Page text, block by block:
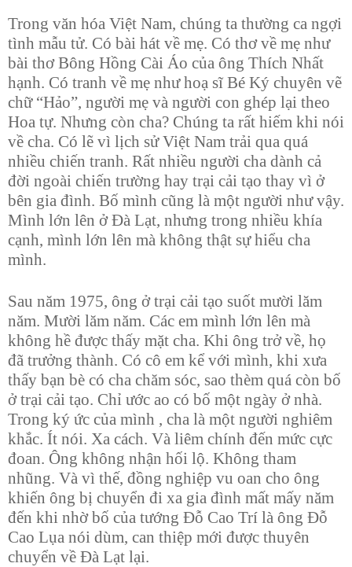
Trong văn hóa Việt Nam, chúng ta thường ca ngợi
tình mẫu tử. Có bài hát về mẹ. Có thơ về mẹ như
bài thơ Bông Hồng Cài Áo của ông Thích Nhất
hạnh. Có tranh về mẹ như hoạ sĩ Bé Ký chuyên vẽ
chữ “Hảo”, người mẹ và người con ghép lại theo
Hoa tự. Nhưng còn cha? Chúng ta rất hiếm khi nói
về cha. Có lẽ vì lịch sử Việt Nam trải qua quá
nhiều chiến tranh. Rất nhiều người cha dành cả
đời ngoài chiến trường hay trại cải tạo thay vì ở
bên gia đình. Bố mình cũng là một người như vậy.
Mình lớn lên ở Đà Lạt, nhưng trong nhiều khía
cạnh, mình lớn lên mà không thật sự hiểu cha
mình.
Sau năm 1975, ông ở trại cải tạo suốt mười lăm
năm. Mười lăm năm. Các em mình lớn lên mà
không hề được thấy mặt cha. Khi ông trở về, họ
đã trưởng thành. Có cô em kể với mình, khi xưa
thấy bạn bè có cha chăm sóc, sao thèm quá còn bố
ở trại cải tạo. Chỉ ước ao có bố một ngày ở nhà.
Trong ký ức của mình , cha là một người nghiêm
khắc. Ít nói. Xa cách. Và liêm chính đến mức cực
đoan. Ông không nhận hối lộ. Không tham
nhũng. Và vì thế, đồng nghiệp vu oan cho ông
khiến ông bị chuyển đi xa gia đình mất mấy năm
đến khi nhờ bố của tướng Đỗ Cao Trí là ông Đỗ
Cao Lụa nói dùm, can thiệp mới được thuyên
chuyển về Đà Lạt lại.